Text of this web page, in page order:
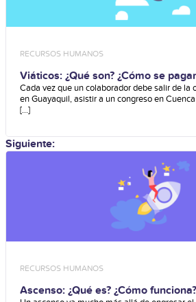
RECURSOS HUMANOS
Viáticos: ¿Qué son? ¿Cómo se
Cada vez que un colaborador debe salir de
en Guayaquil, asistir a un congreso en
[...]
Siguiente:
RECURSOS HUMANOS
Ascenso: ¿Qué es? ¿Cómo funciona?